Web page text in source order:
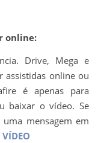
online:
Drive, Mega e
assistidas online ou
é apenas para
baixar o vídeo. Se
mensagem em